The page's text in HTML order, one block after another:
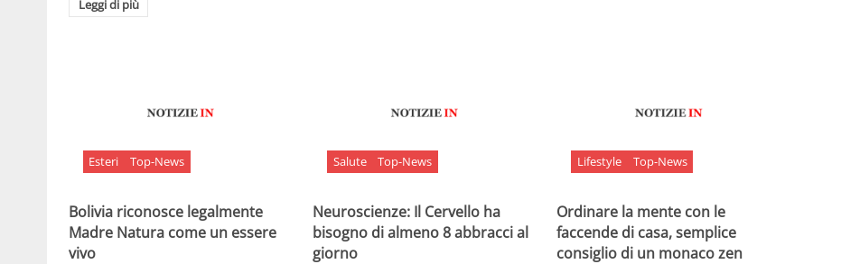
Leggi di più
Esteri Top-News
Bolivia riconosce legalmente
Madre Natura come un essere
vivo
Salute Top-News
Neuroscienze: Il Cervello ha
bisogno di almeno 8 abbracci al
giorno
Lifestyle Top-News
Ordinare la mente con le
faccende di casa, semplice
consiglio di un monaco zen